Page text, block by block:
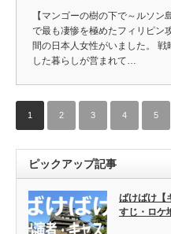
【マンゴーの樹の下で～ルソ
で最も凄惨を極めたフィリピン
間の日本人女性がいました。
した暮らしが営まれて…
1 2 3 4 5
ピックアップ記事
ばけばけ【
すじ・ロケ